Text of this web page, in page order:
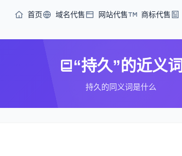
首页 域名代售 网站代售 商标代售
“持久”的近义词
持久的同义词是什么